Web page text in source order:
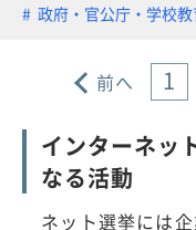
政府・官公庁・学校教
前へ 1
インターネッ
なる活動
ネット選挙には